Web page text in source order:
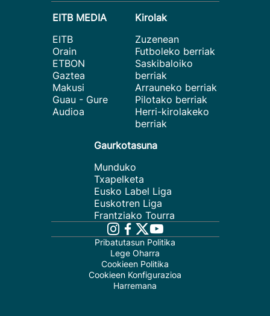
EITB MEDIA
EITB
Orain
ETBON
Gaztea
Makusi
Guau - Gure
Audioa
Kirolak
Zuzenean
Futboleko berriak
Saskibaloiko
berriak
Arrauneko berriak
Pilotako berriak
Herri-kirolakeko
berriak
Gaurkotasuna
Munduko
Txapelketa
Eusko Label Liga
Euskotren Liga
Frantziako Tourra
Pribatutasun Politika
Lege Oharra
Cookieen Politika
Cookieen Konfigurazioa
Harremana